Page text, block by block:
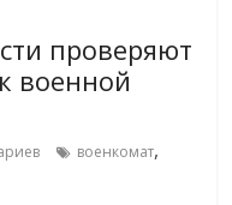
проверяют
военной
военкомат,